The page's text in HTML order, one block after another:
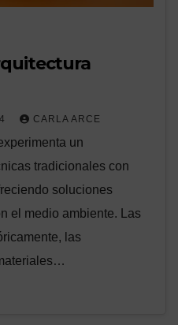
CARLA ARCE
un
tradicionales con
soluciones
el medio ambiente. Las
las